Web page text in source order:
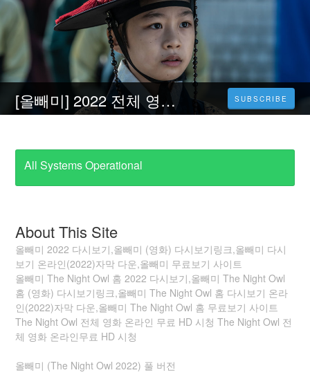
[올빼미] 2022 전체 영화 다시보기 온라인 무료 다운로드 [HD-KOREA] SUBSCRIBE
All Systems Operational
About This Site
올빼미 2022 다시보기,올빼미 (영화) 다시보기링크,올빼미 다시
보기 온라인(2022)자막 다운,올빼미 무료보기 사이트
올빼미 The Night Owl 홈 2022 다시보기,올빼미 The Night Owl
홈 (영화) 다시보기링크,올빼미 The Night Owl 홈 다시보기 온라
인(2022)자막 다운,올빼미 The Night Owl 홈 무료보기 사이트
The Night Owl 전체 영화 온라인 무료 HD 시청 The Night Owl 전
체 영화 온라인무료 HD 시청
올빼미 (The Night Owl 2022) 풀 버전